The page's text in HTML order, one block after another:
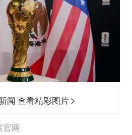
闻 查看精彩图片
官网